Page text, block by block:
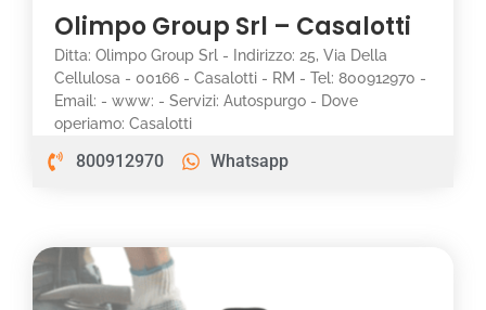
Olimpo Group Srl – Casalotti
Ditta: Olimpo Group Srl - Indirizzo: 25, Via Della
Cellulosa - 00166 - Casalotti - RM - Tel: 800912970 -
Email: - www: - Servizi: Autospurgo - Dove
operiamo: Casalotti
800912970 Whatsapp